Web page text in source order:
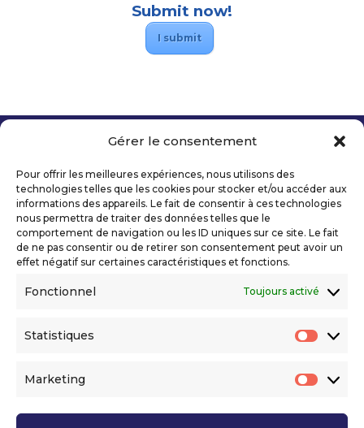
Gérer le consentement
Pour offrir les meilleures expériences, nous utilisons des
technologies telles que les cookies pour stocker et/ou accéder aux
informations des appareils. Le fait de consentir à ces technologies
nous permettra de traiter des données telles que le
comportement de navigation ou les ID uniques sur ce site. Le fait
de ne pas consentir ou de retirer son consentement peut avoir un
effet négatif sur certaines caractéristiques et fonctions.
Fonctionnel Toujours activé
Statistiques
Marketing
Submit now!
I submit
Mentions légales
Politique de confidentialité
Déclaration d’accessibilité numérique
Ils nous soutiennent